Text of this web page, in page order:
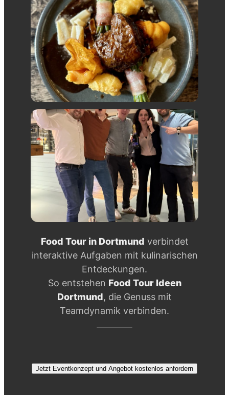
Food Tour in Dortmund verbindet
interaktive Aufgaben mit kulinarischen
Entdeckungen.
So entstehen Food Tour Ideen
Dortmund, die Genuss mit
Teamdynamik verbinden.
Jetzt Eventkonzept und Angebot kostenlos anfordern